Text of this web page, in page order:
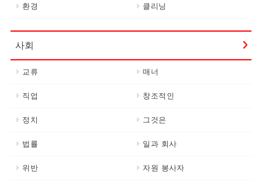
환경 클리닝
사회
교류 매너
직업 창조적인
정치 그것은
법률 일과 회사
위반 자원 봉사자